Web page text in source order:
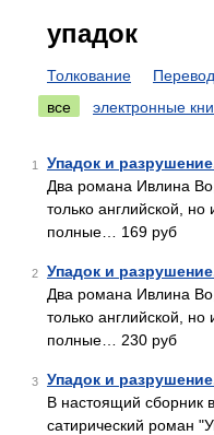
упадок
Толкование Перевод
все
электронные
1 Упадок и
Два романа Ивлина
только английской, но
полные… 169 руб
2 Упадок и
Два романа Ивлина
только английской, но
полные… 230 руб
3 Упадок и
В настоящий сборник
сатирический роман